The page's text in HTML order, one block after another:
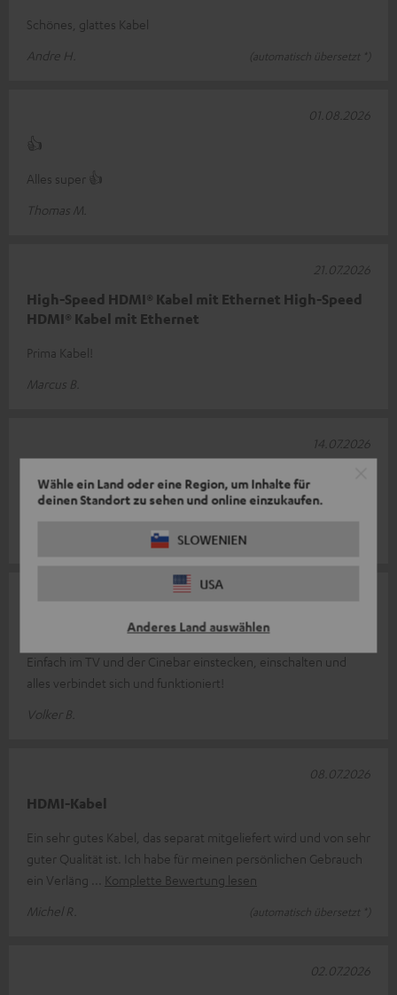
Wähle ein Land oder eine Region, um Inhalte für
deinen Standort zu sehen und online einzukaufen.
SLOWENIEN
USA
Anderes Land auswählen
Schönes, glattes Kabel
Andre H.
(automatisch übersetzt *)
👍
Alles super 👍
Thomas M.
01.08.2026
High-Speed HDMI® Kabel mit Ethernet High-Speed
HDMI® Kabel mit Ethernet
Prima Kabel!
Marcus B.
21.07.2026
Top
14.07.2026
Einfach im TV und der Cinebar einstecken, einschalten und
alles verbindet sich und funktioniert!
Volker B.
HDMI-Kabel
Ein sehr gutes Kabel, das separat mitgeliefert wird und von sehr
guter Qualität ist. Ich habe für meinen persönlichen Gebrauch
ein Verläng
Komplette Bewertung lesen
Michel R.
(automatisch übersetzt *)
08.07.2026
02.07.2026